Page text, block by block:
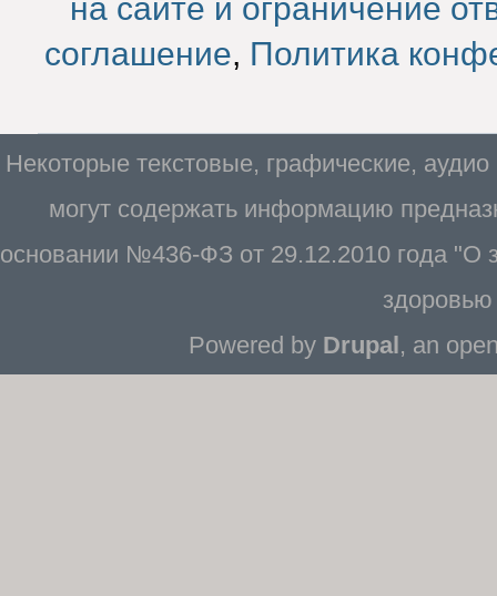
на сайте и ограничение
соглашение, Политика
Некоторые текстовые, графические,
могут содержать информацию
основании №436-ФЗ от 29.12.2010 года "О
Powered by Drupal, an